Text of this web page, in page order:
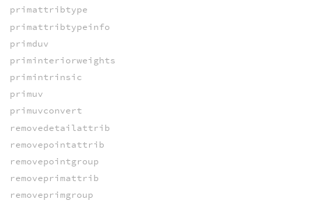
primattribtype
primattribtypeinfo
primduv
priminteriorweights
primintrinsic
primuv
primuvconvert
removedetailattrib
removepointattrib
removepointgroup
removeprimattrib
removeprimgroup